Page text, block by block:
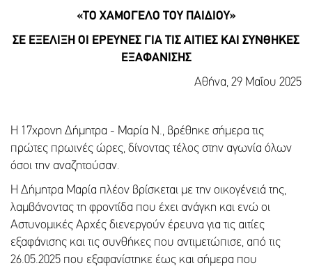
«ΤΟ ΧΑΜΟΓΕΛΟ ΤΟΥ ΠΑΙΔΙΟΥ»
ΣΕ ΕΞΕΛΙΞΗ ΟΙ ΕΡΕΥΝΕΣ ΓΙΑ ΤΙΣ ΑΙΤΙΕΣ ΚΑΙ ΣΥΝΘΗΚΕΣ
ΕΞΑΦΑΝΙΣΗΣ
Αθήνα, 29 Μαΐου 2025
Η 17χρονη Δήμητρα - Μαρία Ν., βρέθηκε σήμερα τις
πρώτες πρωινές ώρες, δίνοντας τέλος στην αγωνία όλων
όσοι την αναζητούσαν.
Η Δήμητρα Μαρία πλέον βρίσκεται με την οικογένειά της,
λαμβάνοντας τη φροντίδα που έχει ανάγκη και ενώ οι
Αστυνομικές Αρχές διενεργούν έρευνα για τις αιτίες
εξαφάνισης και τις συνθήκες που αντιμετώπισε, από τις
26.05.2025 που εξαφανίστηκε έως και σήμερα που